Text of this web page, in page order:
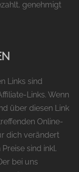
genehmigt
Links sind
Links. Wenn
über diesen Link
Online-
dich verändert
sind inkl.
bei uns